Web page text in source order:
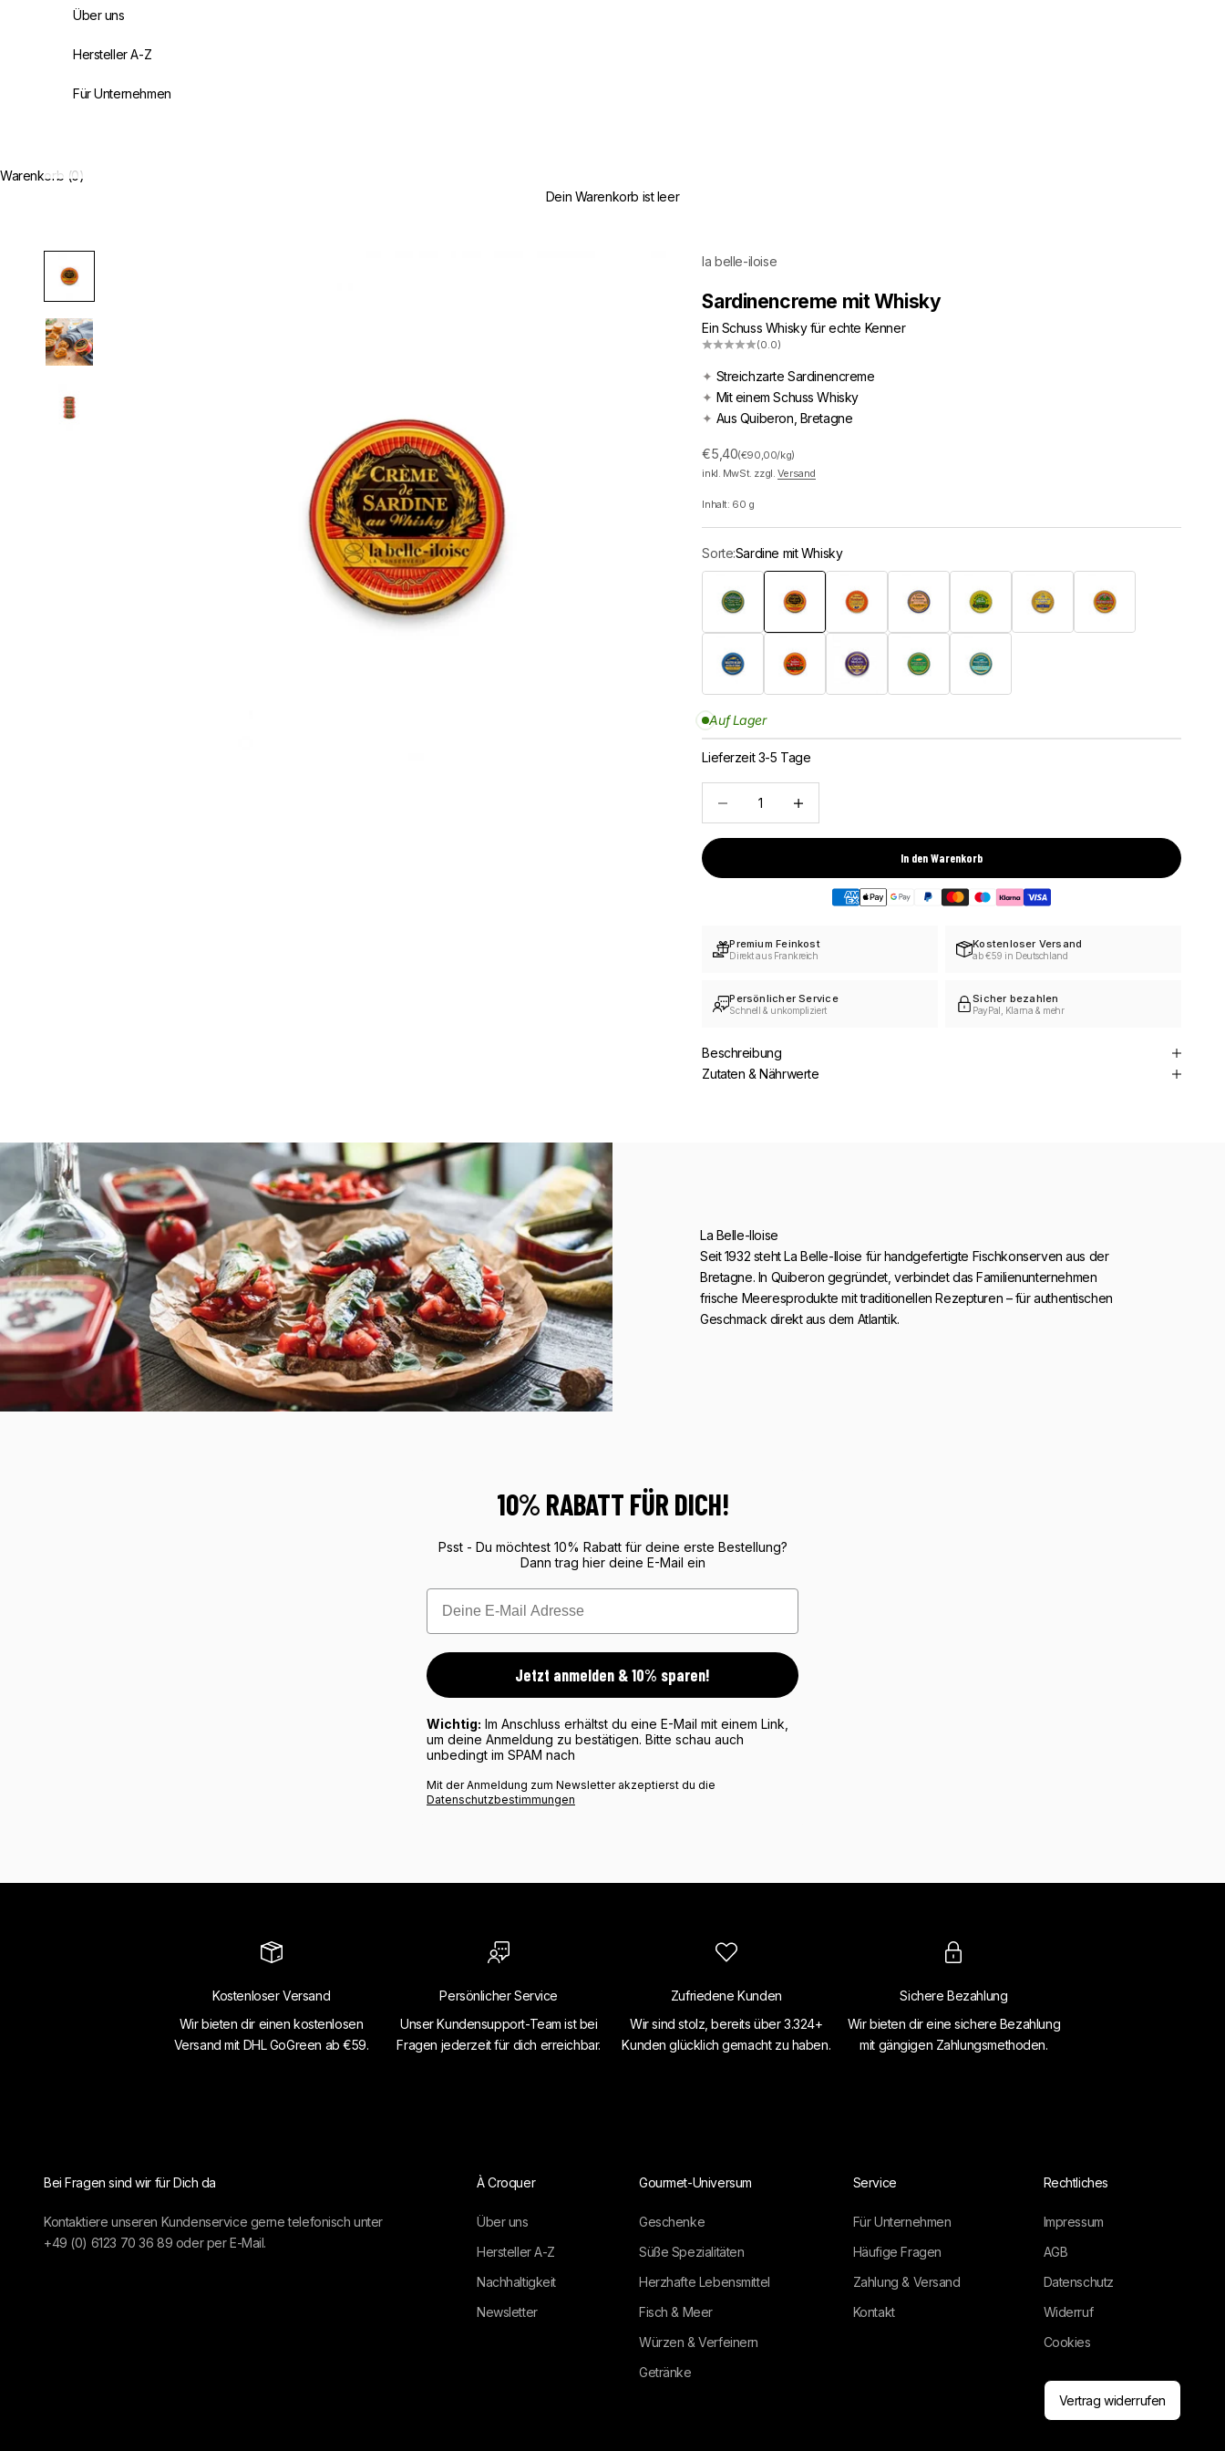
Über uns
Hersteller A-Z
Für Unternehmen
Warenkorb (0)
Dein Warenkorb ist leer
la belle-iloise
Sardinencreme mit Whisky
Ein Schuss Whisky für echte Kenner
(0.0)
✦ Streichzarte Sardinencreme
✦ Mit einem Schuss Whisky
✦ Aus Quiberon, Bretagne
Angebot
€5,40(€90,00/kg)
inkl. MwSt. zzgl. Versand
Inhalt: 60 g
Sorte:Sardine mit Whisky
Auf Lager
Lieferzeit 3-5 Tage
In den Warenkorb
Premium Feinkost
Direkt aus Frankreich
Kostenloser Versand
ab €59 in Deutschland
Persönlicher Service
Schnell & unkompliziert
Sicher bezahlen
PayPal, Klarna & mehr
Beschreibung
Zutaten & Nährwerte
La Belle-Iloise
Seit 1932 steht La Belle-Iloise für handgefertigte Fischkonserven aus der
Bretagne. In Quiberon gegründet, verbindet das Familienunternehmen
frische Meeresprodukte mit traditionellen Rezepturen – für authentischen
Geschmack direkt aus dem Atlantik.
10% RABATT FÜR DICH!
Psst - Du möchtest 10% Rabatt für deine erste Bestellung?
Dann trag hier deine E-Mail ein
Email
Jetzt anmelden & 10% sparen!
Wichtig: Im Anschluss erhältst du eine E-Mail mit einem Link,
um deine Anmeldung zu bestätigen. Bitte schau auch
unbedingt im SPAM nach
Mit der Anmeldung zum Newsletter akzeptierst du die
Datenschutzbestimmungen
Kostenloser Versand
Wir bieten dir einen kostenlosen
Versand mit DHL GoGreen ab €59.
Persönlicher Service
Unser Kundensupport-Team ist bei
Fragen jederzeit für dich erreichbar.
Zufriedene Kunden
Wir sind stolz, bereits über 3.324+
Kunden glücklich gemacht zu haben.
Sichere Bezahlung
Wir bieten dir eine sichere Bezahlung
mit gängigen Zahlungsmethoden.
Bei Fragen sind wir für Dich da
Kontaktiere unseren Kundenservice gerne telefonisch unter
+49 (0) 6123 70 36 89 oder perE-Mail.
À Croquer
Über uns
Hersteller A-Z
Nachhaltigkeit
Newsletter
Gourmet-Universum
Geschenke
Süße Spezialitäten
Herzhafte Lebensmittel
Fisch & Meer
Würzen & Verfeinern
Getränke
Service
Für Unternehmen
Häufige Fragen
Zahlung & Versand
Kontakt
Rechtliches
Impressum
AGB
Datenschutz
Widerruf
Cookies
Vertrag widerrufen